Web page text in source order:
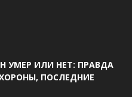
УМЕР ИЛИ НЕТ: ПРАВДА
ПОСЛЕДНИЕ